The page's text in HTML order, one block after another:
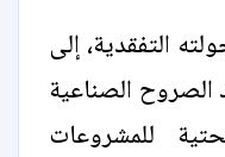
التفقدية، إلى
الصناعية
للمشروعات